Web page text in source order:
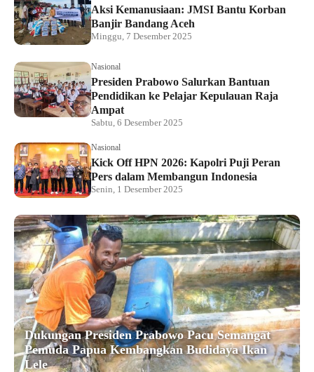
Aksi Kemanusiaan: JMSI Bantu Korban
Banjir Bandang Aceh
Minggu, 7 Desember 2025
Nasional
Presiden Prabowo Salurkan Bantuan
Pendidikan ke Pelajar Kepulauan Raja
Ampat
Sabtu, 6 Desember 2025
Nasional
Kick Off HPN 2026: Kapolri Puji Peran
Pers dalam Membangun Indonesia
Senin, 1 Desember 2025
Dukungan Presiden Prabowo Pacu Semangat
Pemuda Papua Kembangkan Budidaya Ikan
Lele